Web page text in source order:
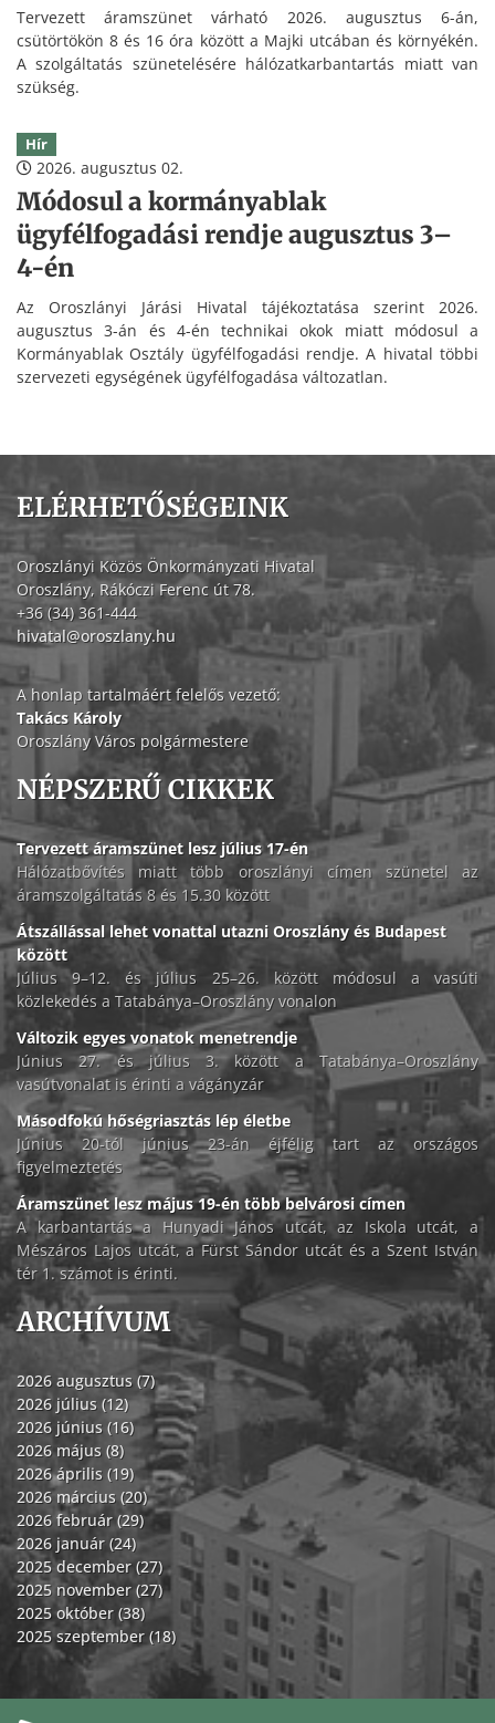
Tervezett áramszünet várható 2026. augusztus 6-án,
csütörtökön 8 és 16 óra között a Majki utcában és környékén.
A szolgáltatás szünetelésére hálózatkarbantartás miatt van
szükség.
Hír
2026. augusztus 02.
Módosul a kormányablak
ügyfélfogadási rendje augusztus 3–
4-én
Az Oroszlányi Járási Hivatal tájékoztatása szerint 2026.
augusztus 3-án és 4-én technikai okok miatt módosul a
Kormányablak Osztály ügyfélfogadási rendje. A hivatal többi
szervezeti egységének ügyfélfogadása változatlan.
ELÉRHETŐSÉGEINK
Oroszlányi Közös Önkormányzati Hivatal
Oroszlány, Rákóczi Ferenc út 78.
+36 (34) 361-444
hivatal@oroszlany.hu
A honlap tartalmáért felelős vezető:
Takács Károly
Oroszlány Város polgármestere
NÉPSZERŰ CIKKEK
Tervezett áramszünet lesz július 17-én
Hálózatbővítés miatt több oroszlányi címen szünetel az
áramszolgáltatás 8 és 15.30 között
Átszállással lehet vonattal utazni Oroszlány és Budapest
között
Július 9–12. és július 25–26. között módosul a vasúti
közlekedés a Tatabánya–Oroszlány vonalon
Változik egyes vonatok menetrendje
Június 27. és július 3. között a Tatabánya–Oroszlány
vasútvonalat is érinti a vágányzár
Másodfokú hőségriasztás lép életbe
Június 20-tól június 23-án éjfélig tart az országos
figyelmeztetés
Áramszünet lesz május 19-én több belvárosi címen
A karbantartás a Hunyadi János utcát, az Iskola utcát, a
Mészáros Lajos utcát, a Fürst Sándor utcát és a Szent István
tér 1. számot is érinti.
ARCHÍVUM
2026 augusztus (7)
2026 július (12)
2026 június (16)
2026 május (8)
2026 április (19)
2026 március (20)
2026 február (29)
2026 január (24)
2025 december (27)
2025 november (27)
2025 október (38)
2025 szeptember (18)